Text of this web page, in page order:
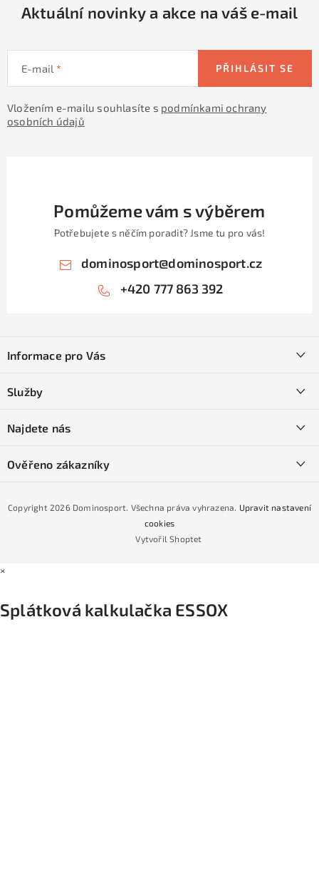
Aktuální novinky a akce na váš e-mail
E-mail
Vložením e-mailu souhlasíte s podmínkami ochrany
osobních údajů
PŘIHLÁSIT SE
Pomůžeme vám s výběrem
Potřebujete s něčím poradit? Jsme tu pro vás!
dominosport@dominosport.cz
+420 777 863 392
pInformace pro Vás
Obchodní podmínky
Podmínky GDPR
Podmínky nákupu na splátky ESSOX
Služby
Naše prodejna
Najdete nás
Ověřeno zákazníky
Vytvořil Shoptet
Copyright 2026 Dominosport. Všechna práva vyhrazena. Upravit nastavení
cookies
×
Splátková kalkulačka ESSOX